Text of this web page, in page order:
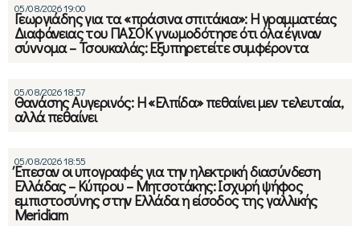
05/08/2026 19:00
Γεωργιάδης για τα «πράσινα σπιτάκια»: Η γραμματέας
Διαφάνειας του ΠΑΣΟΚ γνωμοδότησε ότι όλα έγιναν
σύννομα – Τσουκαλάς: Εξυπηρετείτε συμφέροντα
05/08/2026 18:57
Θανάσης Αυγερινός: Η «Ελπίδα» πεθαίνει μεν τελευταία,
αλλά πεθαίνει
05/08/2026 18:55
Έπεσαν οι υπογραφές για την ηλεκτρική διασύνδεση
Ελλάδας – Κύπρου – Μητσοτάκης: Ισχυρή ψήφος
εμπιστοσύνης στην Ελλάδα η είσοδος της γαλλικής
Meridiam